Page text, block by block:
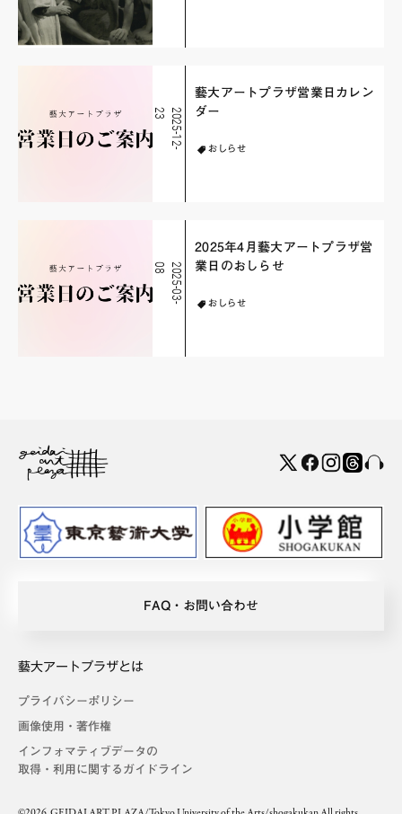
2
0
2
5
-
1
2
-
2
3
藝大アートプラザ営業日カレン
ダー
おしらせ
2
0
2
5
-
0
3
-
0
8
2025年4月藝大アートプラザ営
業日のおしらせ
おしらせ
FAQ・お問い合わせ
藝大アートプラザとは
プライバシーポリシー
画像使用・著作権
インフォマティブデータの
取得・利用に関するガイドライン